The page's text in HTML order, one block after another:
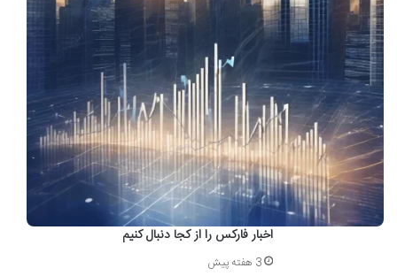
اخبار فارکس را از کجا دنبال کنیم
3 هفته پیش